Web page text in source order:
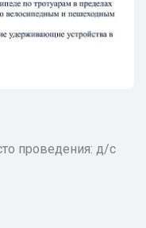
проведения: д/с